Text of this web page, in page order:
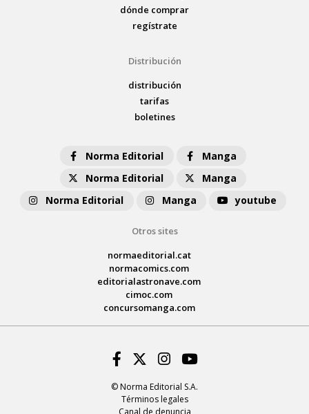
dónde comprar
regístrate
Distribución
distribución
tarifas
boletines
Norma Editorial
Manga
Norma Editorial
Manga
Norma Editorial
Manga youtube
Otros sites
normaeditorial.cat
normacomics.com
editorialastronave.com
cimoc.com
concursomanga.com
© Norma Editorial S.A.
Términos legales
Canal de denuncia
Facebook
Twitter
Instagram
Youtube